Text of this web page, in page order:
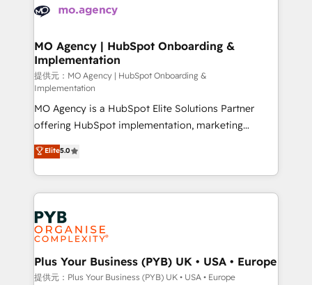
services are offered in both English & French.
WordPress and legacy CRMs, turning fragmented
architectures that accelerate revenue operations and
performance. - Multi-object CRM migration, cleanup,
and implementation. - Pre-built and custom
integrations across your full tech stack. - Custom
object setup, CMS builds, and full-funnel automation.
- Dashboards, lifecycle campaigns, and lead
nurturing sequences. - Cross-hub setup across
Marketing, Sales, Operations, and Service Hubs. -
Ongoing optimization, managed support, and
scalable retainers. Let’s make HubSpot your most
powerful growth engine. Built to convert, scale, and
drive results.
MO Agency | HubSpot Onboarding &
Implementation
提供元：MO Agency | HubSpot Onboarding &
Implementation
MO Agency is a HubSpot Elite Solutions Partner
offering HubSpot implementation, marketing
automation, CRM and RevOps consulting, B2B SEO,
paid media, content marketing, AEO and GEO (AI
search optimisation), and HubSpot Content Hub and
WordPress development. We work with enterprise
and growth-led companies across technology,
professional services, financial services and
industrial sectors. Offices in Johannesburg, Cape
Town, Dubai & London. 500+ HubSpot CRM
implementations delivered. AI visibility coverage
Elite5.0
Plus Your Business (PYB) UK • USA • Europe
提供元：Plus Your Business (PYB) UK • USA • Europe